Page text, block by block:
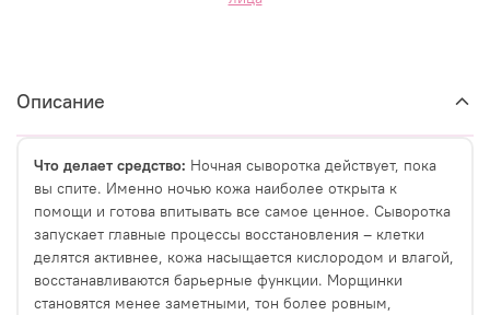
Описание
Что делает средство: Ночная сыворотка действует, пока
вы спите. Именно ночью кожа наиболее открыта к
помощи и готова впитывать все самое ценное. Сыворотка
запускает главные процессы восстановления – клетки
делятся активнее, кожа насыщается кислородом и влагой,
восстанавливаются барьерные функции. Морщинки
становятся менее заметными, тон более ровным,